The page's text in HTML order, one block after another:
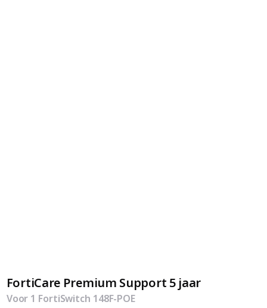
FortiCare Premium Support 5 jaar
Voor 1 FortiSwitch 148F-POE